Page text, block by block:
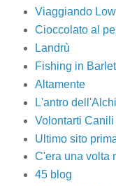
Viaggiando
Cioccolato al
Landrù
Fishing in
Altamente
L'antro
Volontarti
Ultimo sito
C'era una volta
45 blog